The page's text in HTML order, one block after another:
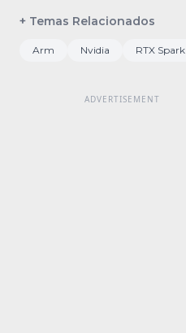
+ Temas Relacionados
Arm Nvidia RTX Spark